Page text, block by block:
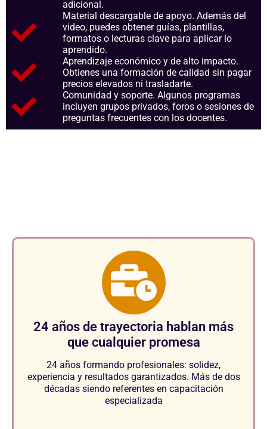
adicional.
Material descargable de apoyo. Además del
video, puedes obtener guías, plantillas,
formatos o lecturas clave para aplicar lo
aprendido.
Aprendizaje económico y de alto impacto.
Obtienes una formación de calidad sin pagar
precios elevados ni trasladarte.
Comunidad y soporte. Algunos programas
incluyen grupos privados, foros o sesiones de
preguntas frecuentes con los docentes.
24 años de trayectoria hablan más
que cualquier promesa
24 años formando profesionales: solidez,
experiencia y resultados garantizados. Más de dos
décadas siendo referentes en capacitación
especializada